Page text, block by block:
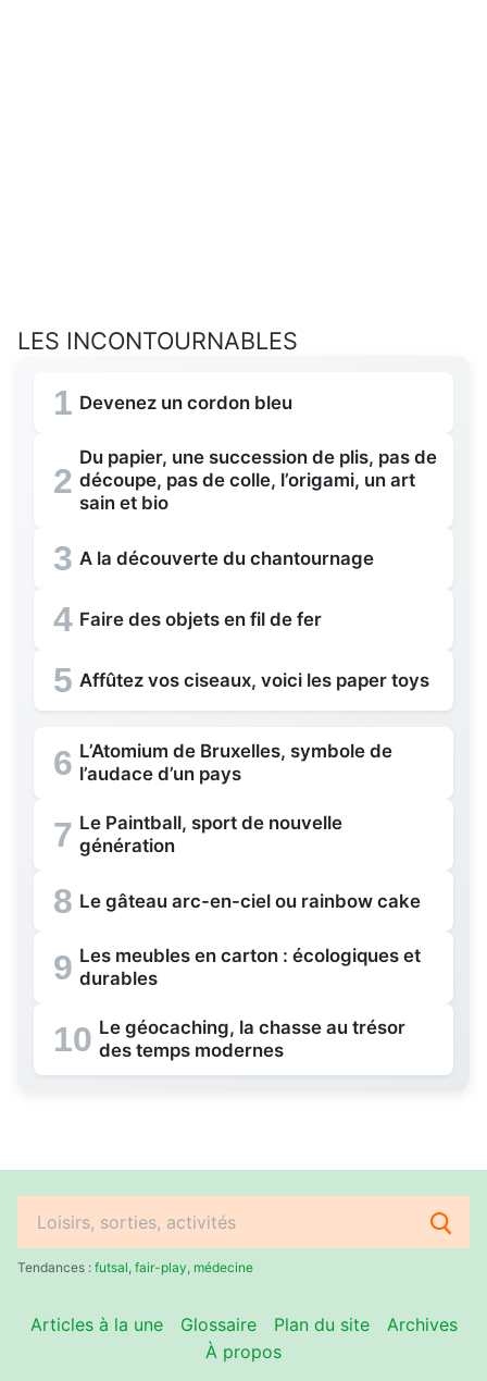
LES INCONTOURNABLES
1 Devenez un cordon bleu
2
Du papier, une succession de plis, pas de
découpe, pas de colle, l’origami, un art
sain et bio
3 A la découverte du chantournage
4 Faire des objets en fil de fer
5 Affûtez vos ciseaux, voici les paper toys
6 L’Atomium de Bruxelles, symbole de
l’audace d’un pays
7 Le Paintball, sport de nouvelle
génération
8 Le gâteau arc-en-ciel ou rainbow cake
9 Les meubles en carton : écologiques et
durables
10 Le géocaching, la chasse au trésor
des temps modernes
Rechercher
:Tendances : futsal, fair-play, médecine
Articles à la une Glossaire Plan du site
Archives
À propos